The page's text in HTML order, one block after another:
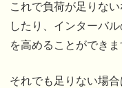
これで負荷が足りな
したり、インターバ
を高めることができま
それでも足りない場